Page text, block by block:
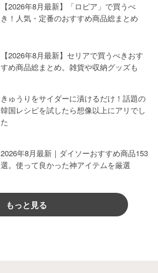
【2026年8月最新】「ロピア」で買うべ
き！人気・定番のおすすめ商品総まとめ
【2026年8月最新】セリアで買うべきおす
すめ商品総まとめ。雑貨や収納グッズも
きゅうりをサイダーに漬けるだけ！話題の
韓国レシピを試したら想像以上にアリでし
た
2026年8月最新｜ダイソーおすすめ商品153
選。使って良かった神アイテムを厳選
もっと見る